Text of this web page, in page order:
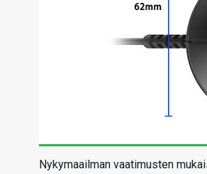
Nykymaailman vaatimusten